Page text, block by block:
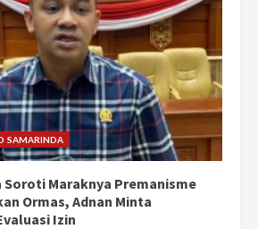
SAMARINDA
Soroti Maraknya Premanisme
Ormas, Adnan Minta
Izin